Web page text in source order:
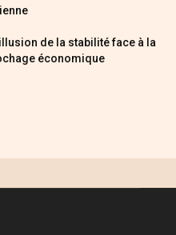
de la stabilité face à la
économique